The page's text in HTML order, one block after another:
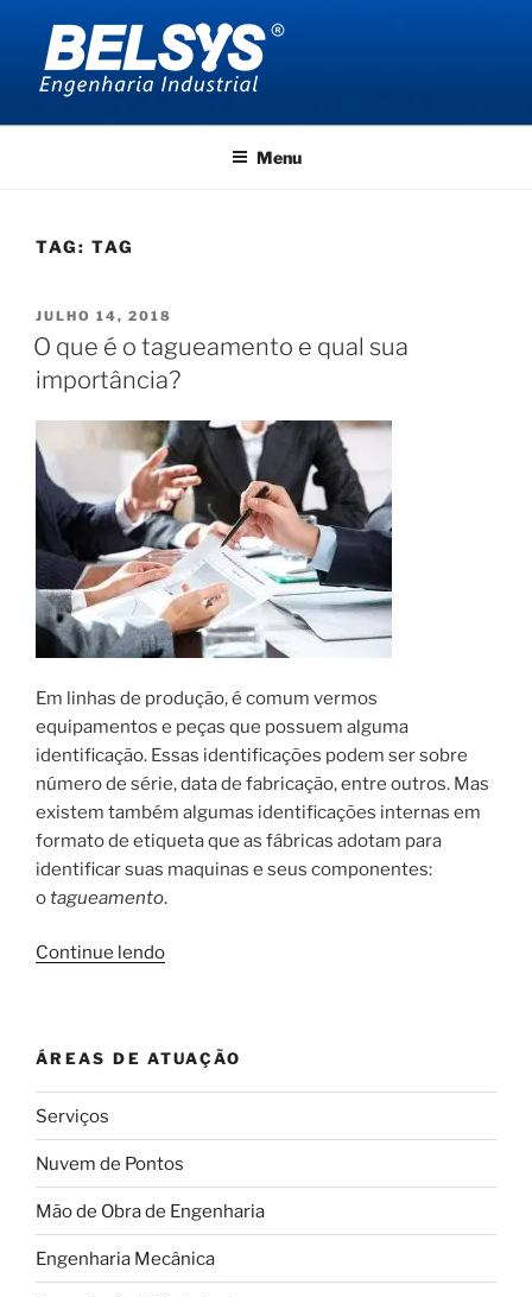
conteúdo
BELSYS ENGENHARIA
Menu
TAG: TAG
PUBLICADO
EM
JULHO 14, 2018
O que é o tagueamento e qual sua
importância?
Em linhas de produção, é comum vermos
equipamentos e peças que possuem alguma
identificação. Essas identificações podem ser sobre
número de série, data de fabricação, entre outros. Mas
existem também algumas identificações internas em
formato de etiqueta que as fábricas adotam para
identificar suas maquinas e seus componentes:
otagueamento.
Continue lendo“O
tagueamento
e
ÁREAS DE ATUAÇÃO
Serviços
Nuvem de Pontos
Mão de Obra de Engenharia
Engenharia Mecânica